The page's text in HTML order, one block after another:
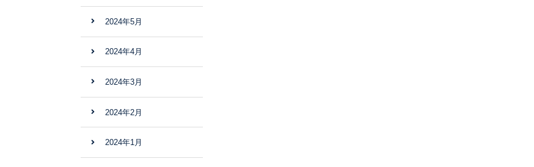
2024年5月
2024年4月
2024年3月
2024年2月
2024年1月